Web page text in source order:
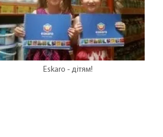
Eskaro - дітям!